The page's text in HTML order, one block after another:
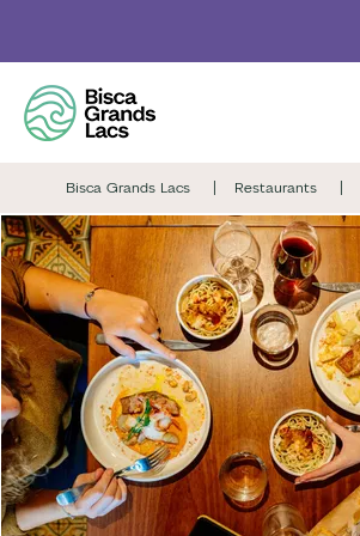
main
content
Bisca Grands Lacs Restaurants